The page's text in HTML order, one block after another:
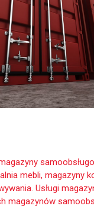
mebli, magazyny
Usługi
magazynów